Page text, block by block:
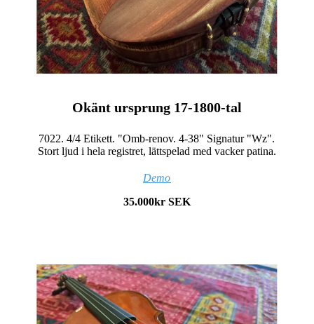
Okänt ursprung 17-1800-tal
7022. 4/4 Etikett. "Omb-renov. 4-38" Signatur "Wz".
Stort ljud i hela registret, lättspelad med vacker patina.
Demo
35.000kr SEK